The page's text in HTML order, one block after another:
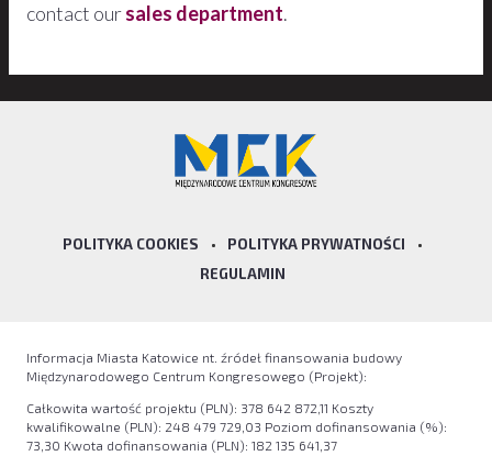
contact oursales department.
POLITYKA COOKIES • POLITYKA PRYWATNOŚCI
•
REGULAMIN
Informacja Miasta Katowice nt. źródeł finansowania budowy
Międzynarodowego Centrum Kongresowego (Projekt):
Całkowita wartość projektu (PLN): 378 642 872,11 Koszty
kwalifikowalne (PLN): 248 479 729,03 Poziom dofinansowania (%):
73,30 Kwota dofinansowania (PLN): 182 135 641,37